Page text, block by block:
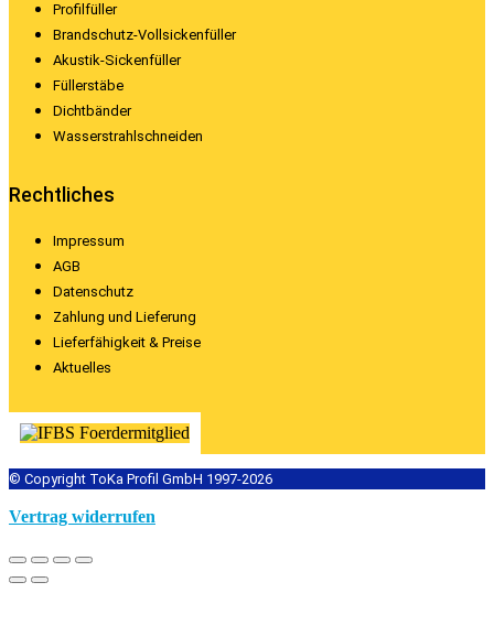
Profilfüller
Brandschutz-Vollsickenfüller
Akustik-Sickenfüller
Füllerstäbe
Dichtbänder
Wasserstrahlschneiden
Rechtliches
Impressum
AGB
Datenschutz
Zahlung und Lieferung
Lieferfähigkeit & Preise
Aktuelles
© Copyright ToKa Profil GmbH 1997-2026
Vertrag widerrufen